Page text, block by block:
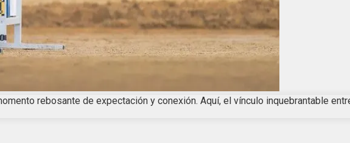
rebosante de expectación y conexión. Aquí, el vínculo inquebrantable